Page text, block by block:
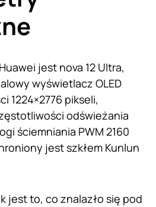
jest nova 12 Ultra,
wyświetlacz OLED
1224×2776 pikseli,
odświeżania
ściemniania PWM 2160
jest szkłem Kunlun
jest to, co znalazło się pod